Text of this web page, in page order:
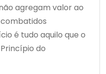
agregam valor ao
é tudo aquilo que o
do